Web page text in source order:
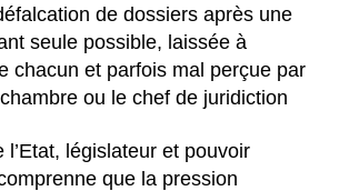
de dossiers après une
seule possible, laissée à
chacun et parfois mal perçue par
ou le chef de juridiction
l’Etat, législateur et pouvoir
que la pression